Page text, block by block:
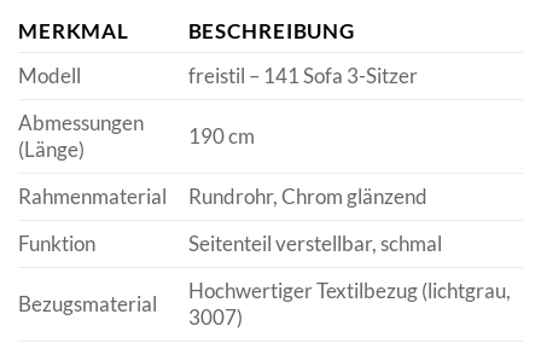
MERKMAL
BESCHREIBUNG
Modell
freistil – 141 Sofa 3-Sitzer
Abmessungen
(Länge)
190 cm
Rahmenmaterial
Rundrohr, Chrom glänzend
Funktion
Seitenteil verstellbar, schmal
Bezugsmaterial
Hochwertiger Textilbezug (lichtgrau,
3007)